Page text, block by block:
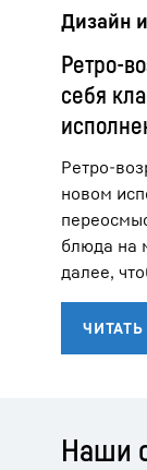
Дизайн
Ретро-
себя
Ретро-
новом
блюда на
далее,
Наши